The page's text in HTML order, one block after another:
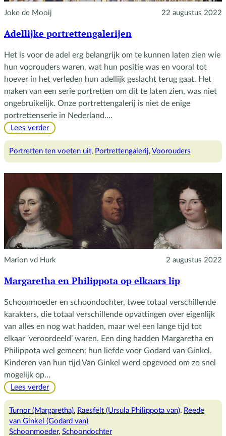
Joke de Mooij 22 augustus 2022
Adellijke portrettengalerijen
Het is voor de adel erg belangrijk om te kunnen laten zien wie
hun voorouders waren, wat hun positie was en vooral tot
hoever in het verleden hun adellijk geslacht terug gaat. Het
maken van een serie portretten om dit te laten zien, was niet
ongebruikelijk. Onze portrettengalerij is niet de enige
portrettenserie in Nederland.…
Lees verder:
portrettengalerijen
Portretten ten voeten uit, Portrettengalerij, Voorouders
Marion vd Hurk 2 augustus 2022
Margaretha en Philippota op elkaars lip
Schoonmoeder en schoondochter, twee totaal verschillende
karakters, die totaal verschillende opvattingen over eigenlijk
van alles en nog wat hadden, maar wel een lange tijd tot
elkaar ‘veroordeeld’ waren. Een ding hadden Margaretha en
Philippota wel gemeen: hun liefde voor Godard van Ginkel.
Kinderen van hun tijd Van Ginkel werd opgevoed om zo snel
mogelijk op…
Lees verder:
en
Philippota
op
Turnor (Margaretha), Raesfelt (Ursula Philippota van), Reede
van Ginkel (Godard van)
Schoonmoeder, Schoondochter